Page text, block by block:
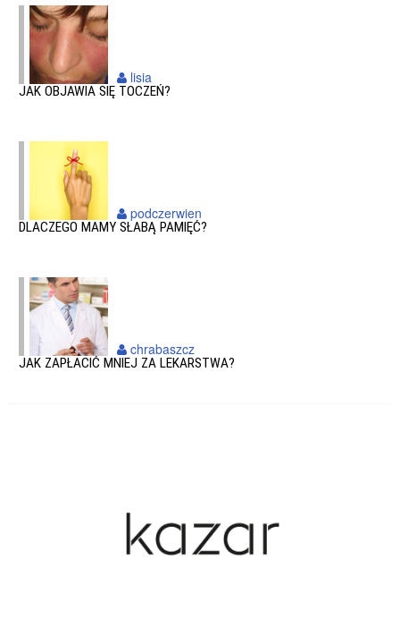
JAK OBJAWIA SIĘ TOCZEŃ?
lisia
DLACZEGO MAMY SŁABĄ PAMIĘĆ?
podczerwien
JAK ZAPŁACIĆ MNIEJ ZA LEKARSTWA?
chrabaszcz